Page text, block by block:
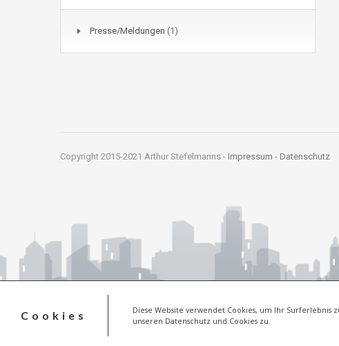
Cookies
Diese Website verwendet Cookies, um Ihr Surferlebnis
unseren Datenschutz und Cookies zu.
Presse/Meldungen (1)
Copyright 2015-2021 Arthur Stefelmanns - Impressum - Datenschutz